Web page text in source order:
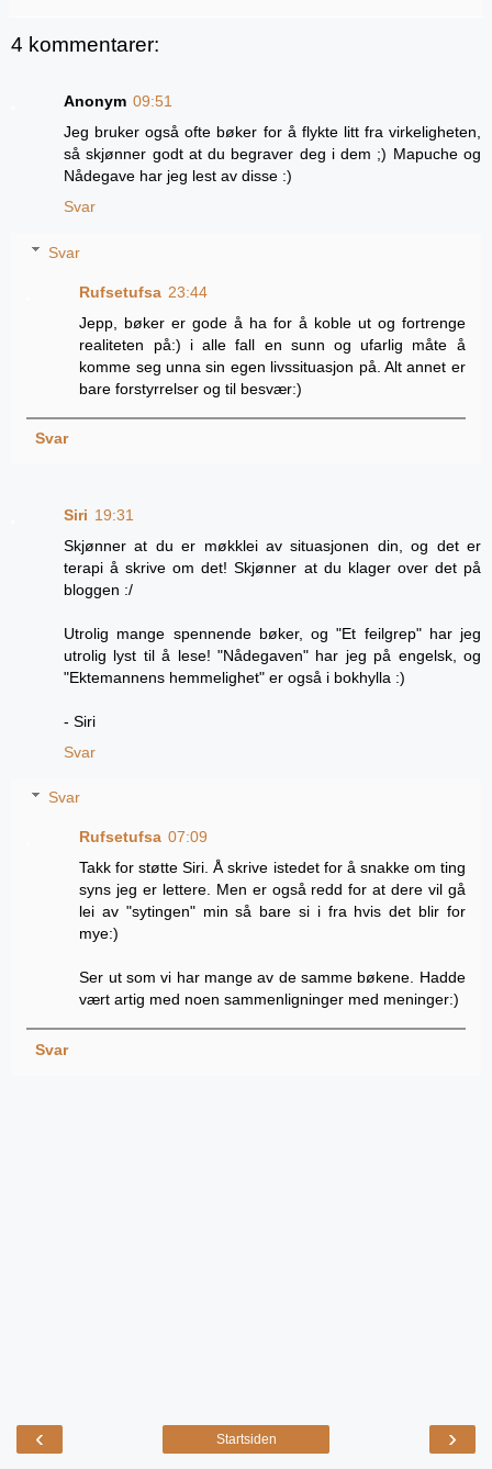
4 kommentarer:
Anonym 09:51
Jeg bruker også ofte bøker for å flykte litt fra virkeligheten,
så skjønner godt at du begraver deg i dem ;) Mapuche og
Nådegave har jeg lest av disse :)
Svar
Svar
Rufsetufsa 23:44
Jepp, bøker er gode å ha for å koble ut og fortrenge
realiteten på:) i alle fall en sunn og ufarlig måte å
komme seg unna sin egen livssituasjon på. Alt annet er
bare forstyrrelser og til besvær:)
Svar
Siri 19:31
Skjønner at du er møkklei av situasjonen din, og det er
terapi å skrive om det! Skjønner at du klager over det på
bloggen :/
Utrolig mange spennende bøker, og "Et feilgrep" har jeg
utrolig lyst til å lese! "Nådegaven" har jeg på engelsk, og
"Ektemannens hemmelighet" er også i bokhylla :)
- Siri
Svar
Svar
Rufsetufsa 07:09
Takk for støtte Siri. Å skrive istedet for å snakke om ting
syns jeg er lettere. Men er også redd for at dere vil gå
lei av "sytingen" min så bare si i fra hvis det blir for
mye:)
Ser ut som vi har mange av de samme bøkene. Hadde
vært artig med noen sammenligninger med meninger:)
Svar
‹ ›
Startsiden